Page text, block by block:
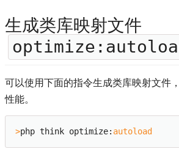
生成类库映射文件
可以使用下面的指令生成类库映射文件
性能。
>php think optimize: autoload